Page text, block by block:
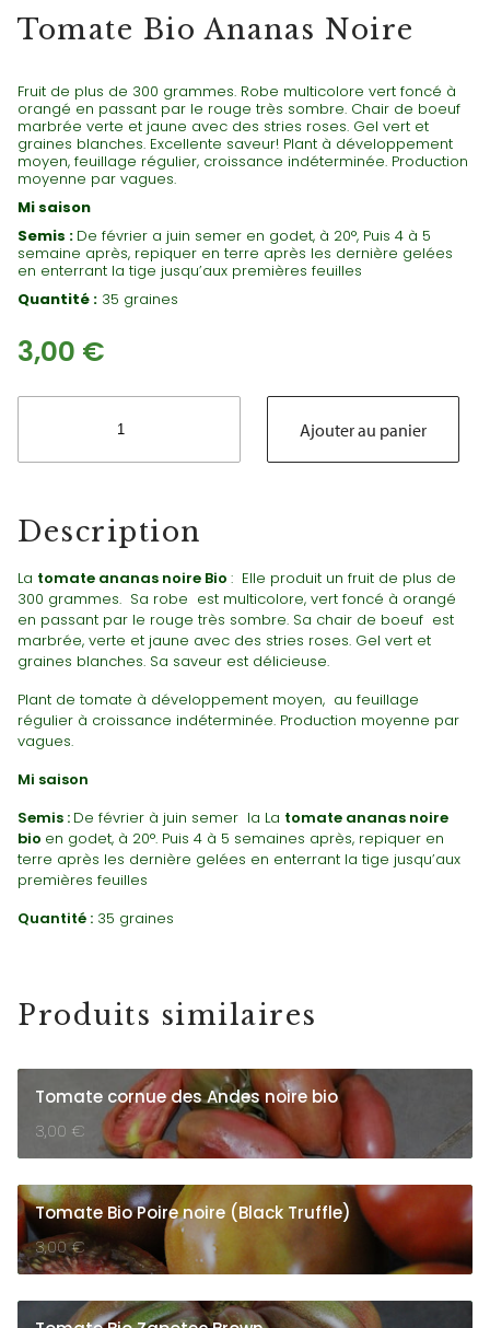
Tomate Bio Ananas Noire
Fruit de plus de 300 grammes. Robe multicolore vert foncé à
orangé en passant par le rouge très sombre. Chair de boeuf
marbrée verte et jaune avec des stries roses. Gel vert et
graines blanches. Excellente saveur! Plant à développement
moyen, feuillage régulier, croissance indéterminée. Production
moyenne par vagues.
Mi saison
Semis : De février a juin semer en godet, à 20°, Puis 4 à 5
semaine après, repiquer en terre après les dernière gelées
en enterrant la tige jusqu’aux premières feuilles
Quantité : 35 graines
3,00 €
quantité
Bio
Ajouter au panier
Description
La tomate ananas noire Bio : Elle produit un fruit de plus de
300 grammes. Sa robe est multicolore, vert foncé à orangé
en passant par le rouge très sombre. Sa chair de boeuf est
marbrée, verte et jaune avec des stries roses. Gel vert et
graines blanches. Sa saveur est délicieuse.
Plant de tomate à développement moyen, au feuillage
régulier à croissance indéterminée. Production moyenne par
vagues.
Mi saison
Semis : De février à juin semer la La tomate ananas noire
bio en godet, à 20°. Puis 4 à 5 semaines après, repiquer en
terre après les dernière gelées en enterrant la tige jusqu’aux
premières feuilles
Quantité : 35 graines
Produits similaires
Tomate cornue des Andes noire bio
3,00 €
Tomate Bio Poire noire (Black Truffle)
3,00€